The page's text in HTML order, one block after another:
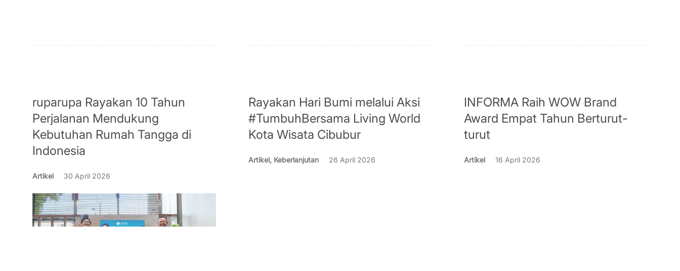
ruparupa Rayakan 10 Tahun
Perjalanan Mendukung
Kebutuhan Rumah Tangga di
Indonesia
Artikel 30 April 2026
Rayakan Hari Bumi melalui Aksi
#TumbuhBersama Living World
Kota Wisata Cibubur
Artikel, Keberlanjutan 26 April 2026
INFORMA Raih WOW Brand
Award Empat Tahun Berturut-
turut
Artikel 16 April 2026